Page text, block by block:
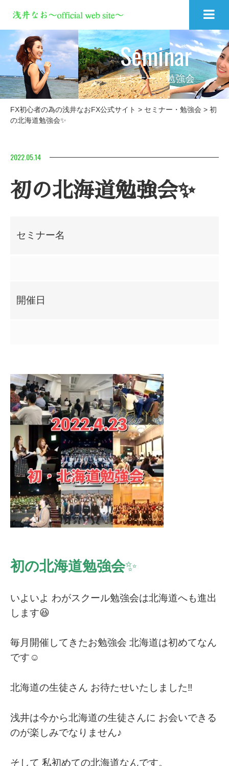
Seminar
セミナー・勉強会
FX初心者の為の浅井なおFX公式サイト > セミナー・勉強会 > 初
の北海道勉強会✨
2022.05.14
初の北海道勉強会✨
セミナー名
開催日
初の北海道勉強会✨
いよいよ わがスクール勉強会は北海道へも進出
します😆
毎月開催してきたお勉強会 北海道は初めてなん
です☺️
北海道の生徒さん お待たせいたしました‼︎
浅井は今から北海道の生徒さんに お会いできる
のが楽しみでなりません♪
そして 私初めての北海道なんです。